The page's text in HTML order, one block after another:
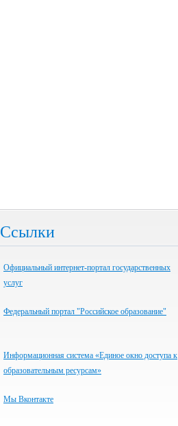
Ссылки
Официальный интернет-портал государственных
услуг
Федеральный портал "Российское образование"
Информационная система «Единое окно доступа к
образовательным ресурсам»
Мы Вконтакте